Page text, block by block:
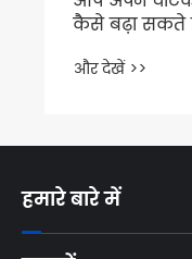
कैसे बढ़ा सकते
और देखें >>
हमारे बारे में